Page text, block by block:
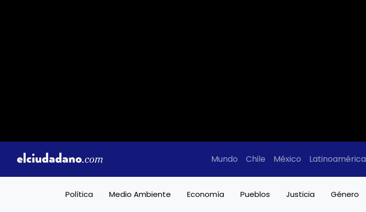
Mundo Chile México Latinoamérica
Política Medio Ambiente Economía Pueblos Justicia Género